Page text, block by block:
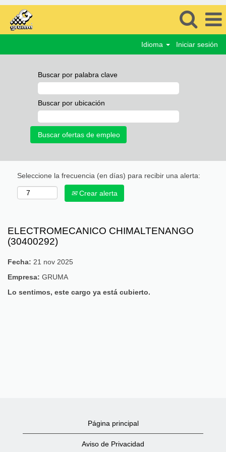
Idioma Iniciar sesión
Buscar por palabra clave
Buscar por ubicación
Seleccione la frecuencia (en días) para recibir una alerta:
Crear alerta
ELECTROMECANICO CHIMALTENANGO
(30400292)
Fecha: 21 nov 2025
Empresa: GRUMA
Lo sentimos, este cargo ya está cubierto.
Página principal
Aviso de Privacidad